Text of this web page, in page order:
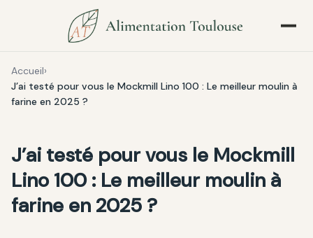
Accueil
J’ai testé pour vous le Mockmill Lino 100 : Le meilleur moulin à
farine en 2025 ?
J’ai testé pour vous le Mockmill
Lino 100 : Le meilleur moulin à
farine en 2025 ?